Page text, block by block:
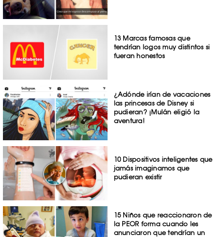
13 Marcas famosas que
tendrían logos muy distintos si
fueran honestos
¿Adónde irían de vacaciones
las princesas de Disney si
pudieran? ¡Mulán eligió la
aventura!
10 Dispositivos inteligentes que
jamás imaginamos que
pudieran existir
15 Niños que reaccionaron de
la PEOR forma cuando les
anunciaron que tendrían un